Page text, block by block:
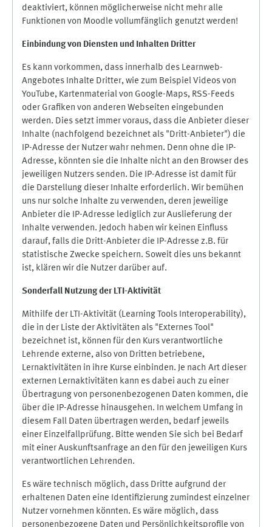
deaktiviert, können möglicherweise nicht mehr alle
Funktionen von Moodle vollumfänglich genutzt werden!
Einbindung von Diensten und Inhalten Dritter
Es kann vorkommen, dass innerhalb des Learnweb-
Angebotes Inhalte Dritter, wie zum Beispiel Videos von
YouTube, Kartenmaterial von Google-Maps, RSS-Feeds
oder Grafiken von anderen Webseiten eingebunden
werden. Dies setzt immer voraus, dass die Anbieter dieser
Inhalte (nachfolgend bezeichnet als "Dritt-Anbieter") die
IP-Adresse der Nutzer wahr nehmen. Denn ohne die IP-
Adresse, könnten sie die Inhalte nicht an den Browser des
jeweiligen Nutzers senden. Die IP-Adresse ist damit für
die Darstellung dieser Inhalte erforderlich. Wir bemühen
uns nur solche Inhalte zu verwenden, deren jeweilige
Anbieter die IP-Adresse lediglich zur Auslieferung der
Inhalte verwenden. Jedoch haben wir keinen Einfluss
darauf, falls die Dritt-Anbieter die IP-Adresse z.B. für
statistische Zwecke speichern. Soweit dies uns bekannt
ist, klären wir die Nutzer darüber auf.
Sonderfall Nutzung der LTI-Aktivität
Mithilfe der LTI-Aktivität (Learning Tools Interoperability),
die in der Liste der Aktivitäten als "Externes Tool"
bezeichnet ist, können für den Kurs verantwortliche
Lehrende externe, also von Dritten betriebene,
Lernaktivitäten in ihre Kurse einbinden. Je nach Art dieser
externen Lernaktivitäten kann es dabei auch zu einer
Übertragung von personenbezogenen Daten kommen, die
über die IP-Adresse hinausgehen. In welchem Umfang in
diesem Fall Daten übertragen werden, bedarf jeweils
einer Einzelfallprüfung. Bitte wenden Sie sich bei Bedarf
mit einer Auskunftsanfrage an den für den jeweiligen Kurs
verantwortlichen Lehrenden.
Es wäre technisch möglich, dass Dritte aufgrund der
erhaltenen Daten eine Identifizierung zumindest einzelner
Nutzer vornehmen könnten. Es wäre möglich, dass
personenbezogene Daten und Persönlichkeitsprofile von